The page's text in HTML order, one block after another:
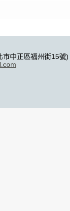
市中正區福州街15號)